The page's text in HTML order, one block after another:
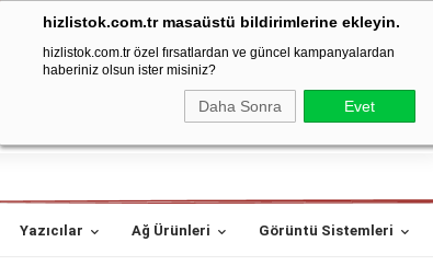
hizlistok.com.tr masaüstü bildirimlerine ekleyin.
hizlistok.com.tr özel fırsatlardan ve güncel kampanyalardan
haberiniz olsun ister misiniz?
Daha Sonra Evet
Yazıcılar Ağ Ürünleri Görüntü Sistemleri